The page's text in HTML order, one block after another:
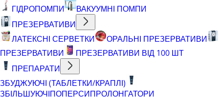
ГІДРОПОМПИ
ВАКУУМНІ ПОМПИ
ПРЕЗЕРВАТИВИ
ЛАТЕКСНІ СЕРВЕТКИ
ОРАЛЬНІ ПРЕЗЕРВАТИВИ
ПРЕЗЕРВАТИВИ
ПРЕЗЕРВАТИВИ ВІД 100 ШТ
ПРЕПАРАТИ
ЗБУДЖУЮЧІ (ТАБЛЕТКИ/КРАПЛІ)
ЗБІЛЬШУЮЧІПОПЕРСИПРОЛОНГАТОРИ